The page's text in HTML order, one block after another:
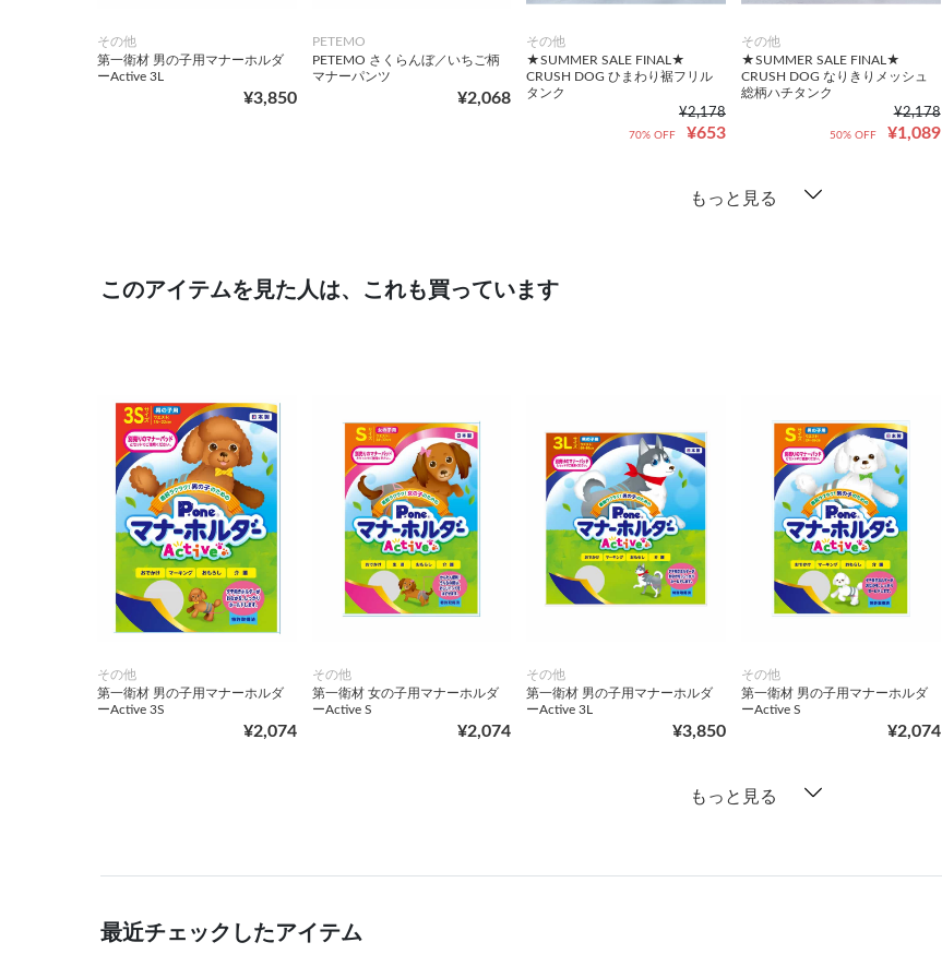
その他
第一衛材 男の子用マナーホルダ
ーActive 3L
¥3,850
PETEMO
PETEMO さくらんぼ／いちご柄
マナーパンツ
¥2,068
その他
★SUMMER SALE FINAL★
CRUSH DOG ひまわり裾フリル
タンク
¥2,178
¥653
70% OFF
その他
★SUMMER SALE FINAL★
CRUSH DOG なりきりメッシュ
総柄ハチタンク
¥2,178
¥1,089
50% OFF
もっと見る
このアイテムを見た人は、これも買っています
その他
第一衛材 男の子用マナーホルダ
ーActive 3S
¥2,074
その他
第一衛材 女の子用マナーホルダ
ーActive S
¥2,074
その他
第一衛材 男の子用マナーホルダ
ーActive 3L
¥3,850
その他
第一衛材 男の子用マナーホルダ
ーActive S
¥2,074
もっと見る
最近チェックしたアイテム